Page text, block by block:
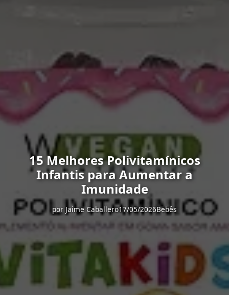
15 Melhores Polivitamínicos
Infantis para Aumentar a
Imunidade
por Jaime Caballero17/05/2026Bebês